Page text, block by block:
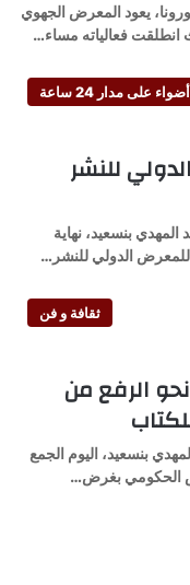
يعود المعرض الجهوي
انطلقت فعالياته مساء…
أضواء على مدار 24 ساعة
للنشر
بنسعيد، نهاية
ثقافة و فن
الرفع من
بنسعيد، اليوم الجمع
الحكومي بغرض…